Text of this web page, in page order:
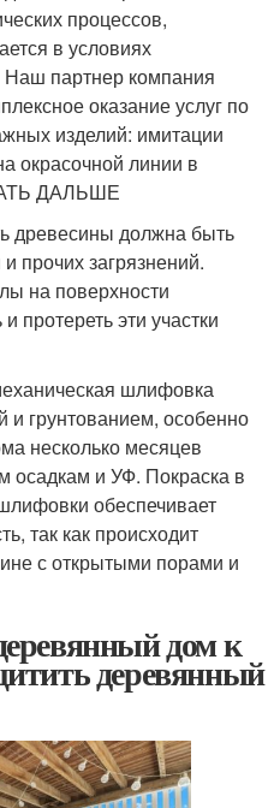
процессов,
в условиях
Наш партнер компания
оказание услуг по
изделий: имитации
окрасочной линии в
ДАЛЬШЕ
древесины должна быть
прочих загрязнений.
на поверхности
протереть эти участки
шлифовка
и грунтованием, особенно
несколько месяцев
осадкам и УФ. Покраска в
обеспечивает
так как происходит
с открытыми порами и
дом к
деревянный